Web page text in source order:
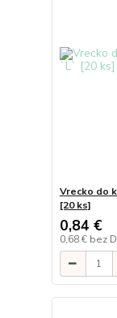
Vrecko do
[20 ks]
0,84 €
0,68 € bez